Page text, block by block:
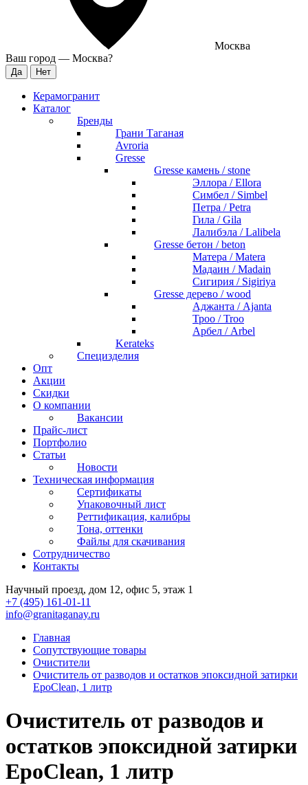
Москва
Ваш город — Москва?
Керамогранит
Каталог
Бренды
Грани Таганая
Avroria
Gresse
Gresse камень / stone
Эллора / Ellora
Симбел / Simbel
Петра / Petra
Гила / Gila
Лалибэла / Lalibela
Gresse бетон / beton
Матера / Matera
Мадаин / Madain
Сигирия / Sigiriya
Gresse дерево / wood
Аджанта / Ajanta
Троо / Troo
Арбел / Arbel
Kerateks
Специзделия
Опт
Акции
Скидки
О компании
Вакансии
Прайс-лист
Портфолио
Статьи
Новости
Техническая информация
Сертификаты
Упаковочный лист
Реттификация, калибры
Тона, оттенки
Файлы для cкачивания
Сотрудничество
Контакты
Научный проезд, дом 12, офис 5, этаж 1
+7 (495) 161-01-11
info@granitaganay.ru
Главная
Сопутствующие товары
Очистители
Очиститель от разводов и остатков эпоксидной затирки
EpoClean, 1 литр
Очиститель от разводов и
остатков эпоксидной затирки
EpoClean, 1 литр